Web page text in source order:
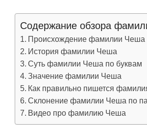
Содержание обзора
Происхождение фамилии Чеша
История фамилии Чеша
Суть фамилии Чеша по буквам
Значение фамилии Чеша
Как правильно пишется
Склонение фамилии Чеша по
Видео про фамилию Чеша